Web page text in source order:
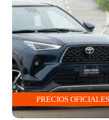
PRECIOS OFICIALES